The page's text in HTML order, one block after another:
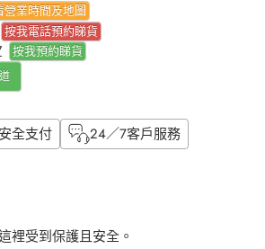
營業時間及地圖
按我電話預約睇貨
按我預約睇貨
安全支付
24／7客戶服務
裡受到保護且安全。